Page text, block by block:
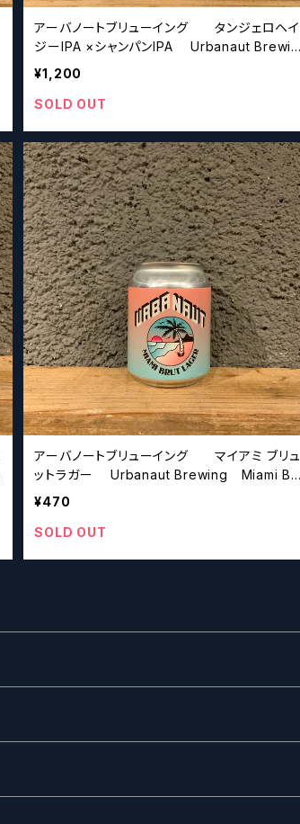
アーバノートブリューイング タンジェロヘイ
ジーIPA ×シャンパンIPA Urbanaut Brewin
g Tangelo Hazy IPA × Champagne IPA
¥1,200
SOLD OUT
アーバノートブリューイング マイアミ ブリュ
ットラガー Urbanaut Brewing Miami Bru
t Lager
¥470
SOLD OUT